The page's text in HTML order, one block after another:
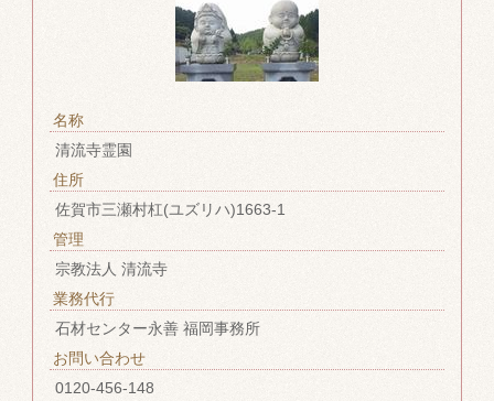
名称
清流寺霊園
住所
佐賀市三瀬村杠(ユズリハ)1663-1
管理
宗教法人 清流寺
業務代行
石材センター永善 福岡事務所
お問い合わせ
0120-456-148